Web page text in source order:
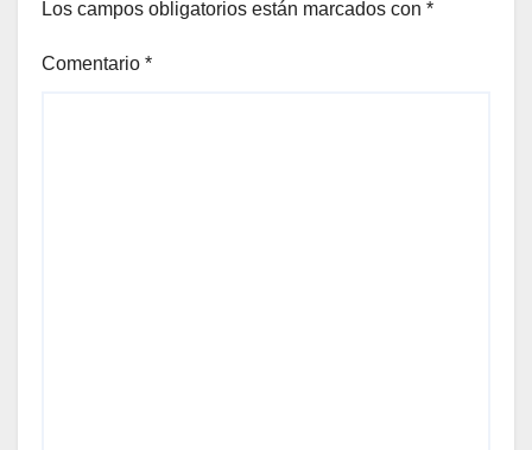
Los campos obligatorios están marcados con *
Comentario *